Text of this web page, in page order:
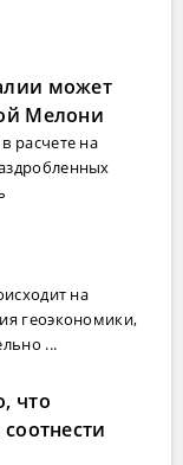
может
Мелони
расчете на
на
геоэкономики,
...
что